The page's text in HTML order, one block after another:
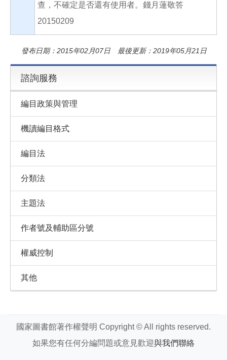
查，不確定是否還有使用者。錢月蓮敬答
20150209
發布日期：2015年02月07日 最後更新：2019年05月21日
諮詢服務
編目政策與管理
機讀編目格式
編目法
分類法
主題法
作者號及輔助區分號
權威控制
其他
國家圖書館著作權聲明 Copyright © All rights reserved.
如果您有任何分編問題或意見歡迎與我們聯絡